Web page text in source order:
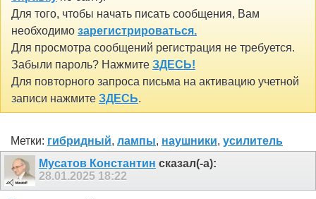
Для того, чтобы начать писать сообщения, Вам
необходимо зарегистрироваться.
Для просмотра сообщений регистрация не требуется.
Забыли пароль? Нажмите ЗДЕСЬ!
Для повторного запроса письма на активацию учетной
записи нажмите ЗДЕСЬ.
Метки: гибридный, лампы, наушники, усилитель
Мусатов Константин сказал(-а):
28.01.2025 18:22